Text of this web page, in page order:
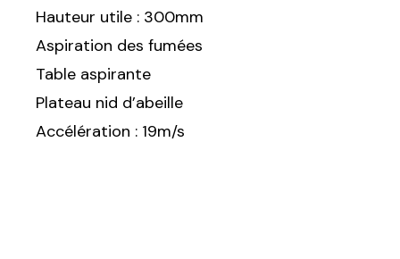
Hauteur utile : 300mm
Aspiration des fumées
Table aspirante
Plateau nid d’abeille
Accélération : 19m/s